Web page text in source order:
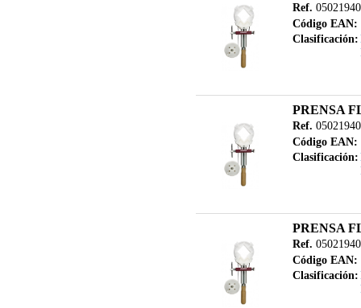
Ref.
Código EAN:
Clasificación:
PRENSA
Ref.
Código EAN:
Clasificación:
PRENSA
Ref.
Código EAN:
Clasificación: